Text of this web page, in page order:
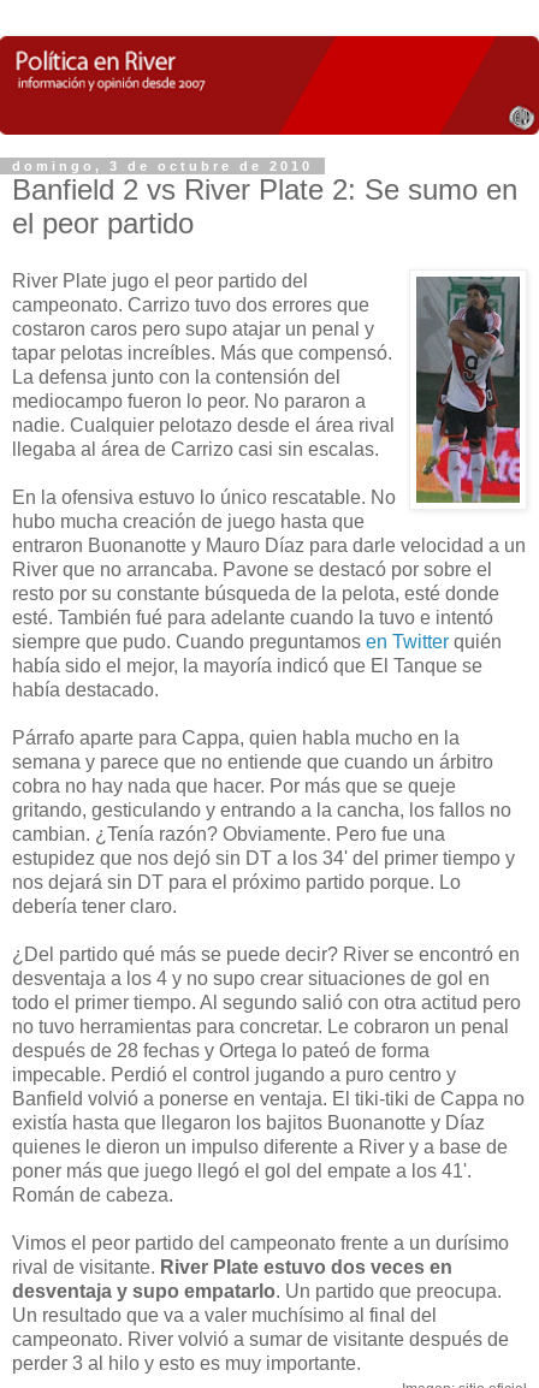
domingo, 3 de octubre de 2010
Banfield 2 vs River Plate 2: Se sumo en
el peor partido
River Plate jugo el peor partido del
campeonato. Carrizo tuvo dos errores que
costaron caros pero supo atajar un penal y
tapar pelotas increíbles. Más que compensó.
La defensa junto con la contensión del
mediocampo fueron lo peor. No pararon a
nadie. Cualquier pelotazo desde el área rival
llegaba al área de Carrizo casi sin escalas.
En la ofensiva estuvo lo único rescatable. No
hubo mucha creación de juego hasta que
entraron Buonanotte y Mauro Díaz para darle velocidad a un
River que no arrancaba. Pavone se destacó por sobre el
resto por su constante búsqueda de la pelota, esté donde
esté. También fué para adelante cuando la tuvo e intentó
siempre que pudo. Cuando preguntamos en Twitter quién
había sido el mejor, la mayoría indicó que El Tanque se
había destacado.
Párrafo aparte para Cappa, quien habla mucho en la
semana y parece que no entiende que cuando un árbitro
cobra no hay nada que hacer. Por más que se queje
gritando, gesticulando y entrando a la cancha, los fallos no
cambian. ¿Tenía razón? Obviamente. Pero fue una
estupidez que nos dejó sin DT a los 34' del primer tiempo y
nos dejará sin DT para el próximo partido porque. Lo
debería tener claro.
¿Del partido qué más se puede decir? River se encontró en
desventaja a los 4 y no supo crear situaciones de gol en
todo el primer tiempo. Al segundo salió con otra actitud pero
no tuvo herramientas para concretar. Le cobraron un penal
después de 28 fechas y Ortega lo pateó de forma
impecable. Perdió el control jugando a puro centro y
Banfield volvió a ponerse en ventaja. El tiki-tiki de Cappa no
existía hasta que llegaron los bajitos Buonanotte y Díaz
quienes le dieron un impulso diferente a River y a base de
poner más que juego llegó el gol del empate a los 41'.
Román de cabeza.
Vimos el peor partido del campeonato frente a un durísimo
rival de visitante. River Plate estuvo dos veces en
desventaja y supo empatarlo. Un partido que preocupa.
Un resultado que va a valer muchísimo al final del
campeonato. River volvió a sumar de visitante después de
perder 3 al hilo y esto es muy importante.